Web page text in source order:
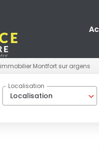
immobilier Montfort sur argens
Localisation
Localisation